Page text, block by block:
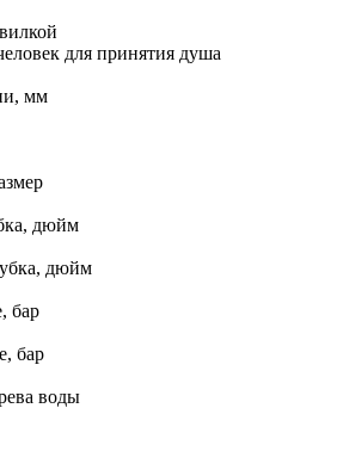
для принятия душа
мм
дюйм
дюйм
бар
бар
воды